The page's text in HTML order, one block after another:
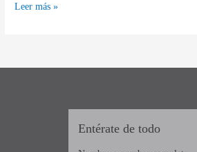
sumergirse
Leer más »
Entérate de todo